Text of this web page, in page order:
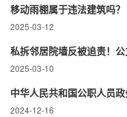
移动雨棚属于违法建筑吗？
2025-03-12
私拆邻居院墙反被追责！
2025-03-10
中华人民共和国公职人员
2024-12-16